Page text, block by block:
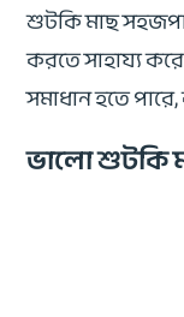
শুটকি মাছ
করতে সাহায্য
সমাধান হতে
ভালো শুটকি